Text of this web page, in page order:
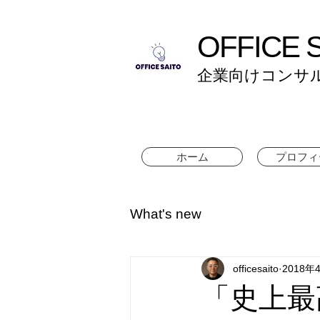
OFFICE
企業向けコンサ
ホーム プロフ
What's new
「史上
officesaito 2018年